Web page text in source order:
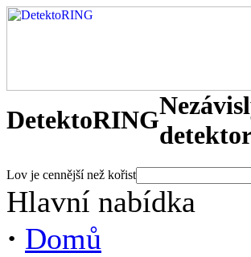
DetektoRING
Lov je cennější než kořist
Hlavní nabídka
· Domů